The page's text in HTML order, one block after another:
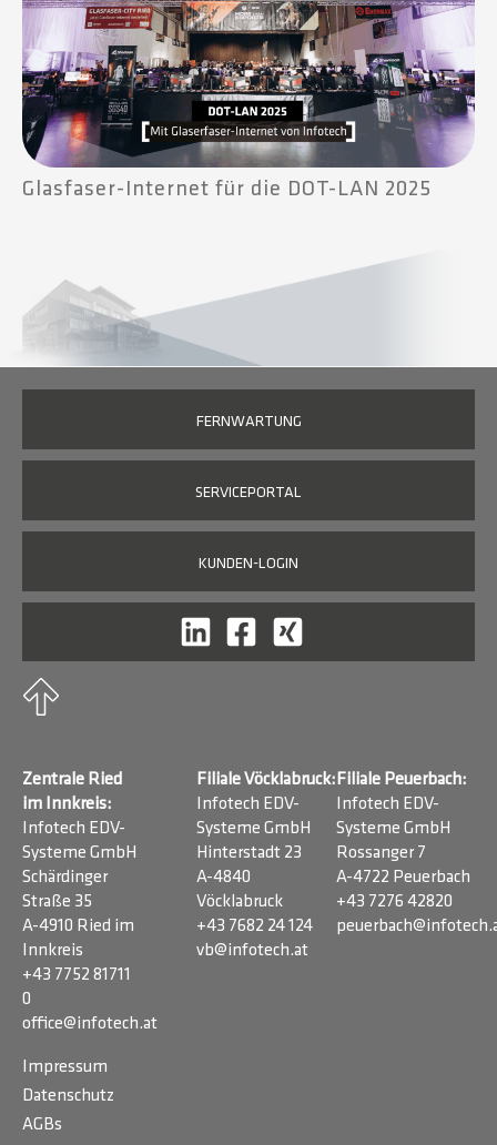
Glasfaser-Internet für die DOT-LAN 2025
FERNWARTUNG
SERVICEPORTAL
KUNDEN-LOGIN
Zentrale Ried
im Innkreis:
Infotech EDV-
Systeme GmbH
Schärdinger
Straße 35
A-4910 Ried im
Innkreis
+43 7752 81711
0
office@infotech.at
Filiale Vöcklabruck:
Infotech EDV-
Systeme GmbH
Hinterstadt 23
A-4840
Vöcklabruck
+43 7682 24 124
vb@infotech.at
Filiale Peuerbach:
Infotech EDV-
Systeme GmbH
Rossanger 7
A-4722 Peuerbach
+43 7276 42820
Impressum
Datenschutz
AGBs